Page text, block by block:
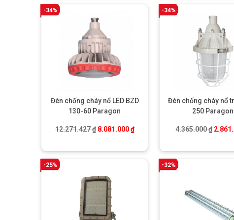
-34%
Đèn chống cháy nổ LED BZD
130-60 Paragon
12.271.427₫ Giá gốc là: 12.271.427 ₫.
8.081.000₫Giá hiện tại là: 8.081.000 ₫.
-34%
Đèn chống cháy nổ
250 Paragon
4.365.000₫ Giá
-25% -32%